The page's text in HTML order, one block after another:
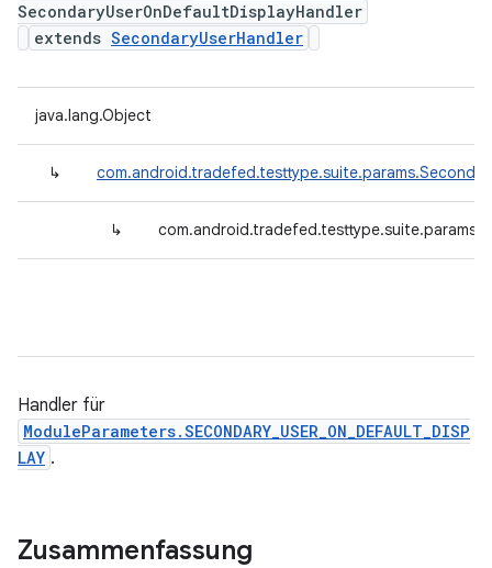
SecondaryUserOnDefaultDisplayHandler
extends SecondaryUserHandler
java.lang.Object
↳
↳
Handler für
ModuleParameters.SECONDARY_USER_ON_DEFAULT_DISP
LAY .
Zusammenfassung